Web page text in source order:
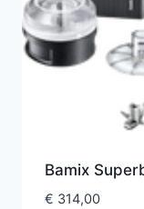
Bamix
€ 314,00